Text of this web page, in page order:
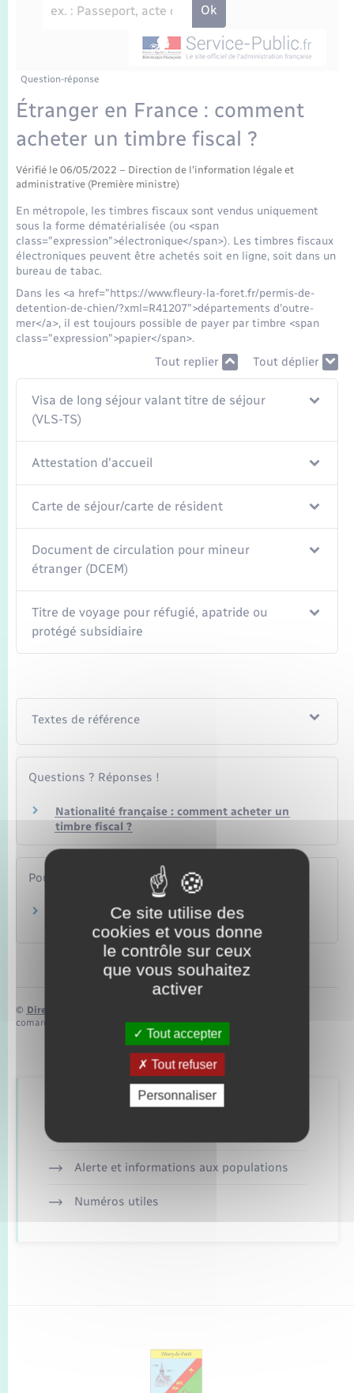
Etat-civil - Papiers - Citoyenneté
Parrainage civil
Recensement
Concessions funéraires
Nouvel habitant
Numérique
Organisation d’événement
Sécurité - Prévention
Seniors
Transports scolaires
Voirie et espace public
Travaux - Autorisation d’occupation de l’espace
Plan interactif
La Communauté de communes
Question-réponse
Étranger en France : comment
acheter un timbre fiscal ?
Vérifié le 06/05/2022 – Direction de l'information légale et
administrative (Première ministre)
En métropole, les timbres fiscaux sont vendus uniquement
sous la forme dématérialisée (ou <span
class="expression">électronique</span>). Les timbres fiscaux
électroniques peuvent être achetés soit en ligne, soit dans un
bureau de tabac.
Dans les <a href="https://www.fleury-la-foret.fr/permis-de-
detention-de-chien/?xml=R41207">départements d'outre-
mer</a>, il est toujours possible de payer par timbre <span
class="expression">papier</span>.
Tout replier Tout déplier
Visa de long séjour valant titre de séjour
(VLS-TS)
Attestation d'accueil
Carte de séjour/carte de résident
Document de circulation pour mineur
étranger (DCEM)
Titre de voyage pour réfugié, apatride ou
protégé subsidiaire
Textes de référence
Questions ? Réponses !
Nationalité française : comment acheter un
timbre fiscal ?
Pour en savoir plus
Timbre fiscal électronique
Ministère chargé des finances
© Direction de l’information légale et administrative
comarquage developpé parbaseo.io
Retrouvez aussi
Alerte et informations aux populations
Numéros utiles
Ce site utilise des
cookies et vous donne
le contrôle sur ceux
que vous souhaitez
activer
Tout accepter
Tout refuser
Personnaliser